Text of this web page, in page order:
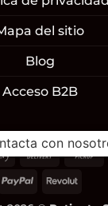
del sitio
Blog
Acceso B2B
Apple
Cash
Delivery
PayPal
con